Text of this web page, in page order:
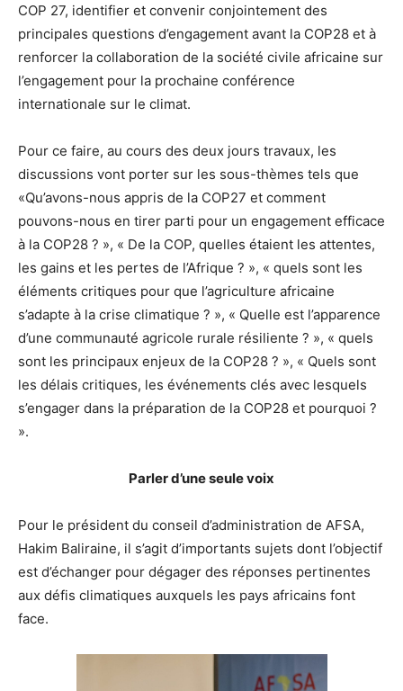
COP 27, identifier et convenir conjointement des
principales questions d’engagement avant la COP28 et à
renforcer la collaboration de la société civile africaine sur
l’engagement pour la prochaine conférence
internationale sur le climat.
Pour ce faire, au cours des deux jours travaux, les
discussions vont porter sur les sous-thèmes tels que
«Qu’avons-nous appris de la COP27 et comment
pouvons-nous en tirer parti pour un engagement efficace
à la COP28 ? », « De la COP, quelles étaient les attentes,
les gains et les pertes de l’Afrique ? », « quels sont les
éléments critiques pour que l’agriculture africaine
s’adapte à la crise climatique ? », « Quelle est l’apparence
d’une communauté agricole rurale résiliente ? », « quels
sont les principaux enjeux de la COP28 ? », « Quels sont
les délais critiques, les événements clés avec lesquels
s’engager dans la préparation de la COP28 et pourquoi ?
».
Parler d’une seule voix
Pour le président du conseil d’administration de AFSA,
Hakim Baliraine, il s’agit d’importants sujets dont l’objectif
est d’échanger pour dégager des réponses pertinentes
aux défis climatiques auxquels les pays africains font
face.